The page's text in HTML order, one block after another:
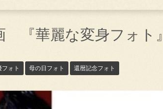
『華麗な変身フォト』
フォト 母の日フォト 還暦記念フォト